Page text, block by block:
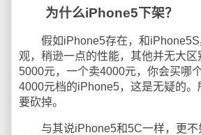
为什么iPhone5下架？
假如iPhone5存在，和iPhone5S
观，稍逊一点的性能，其他并无大区
5000元，一个卖4000元，你会买哪
4000元档的iPhone5，这是无疑的
要砍掉。
与其说iPhone5和5C一样，更不